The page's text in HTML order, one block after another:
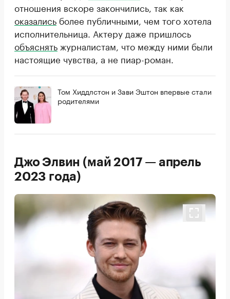
отношения вскоре закончились, так как
оказались более публичными, чем того хотела
исполнительница. Актеру даже пришлось
объяснять журналистам, что между ними были
настоящие чувства, а не пиар-роман.
Том Хиддлстон и Зави Эштон впервые стали
родителями
Джо Элвин (май 2017 — апрель
2023 года)